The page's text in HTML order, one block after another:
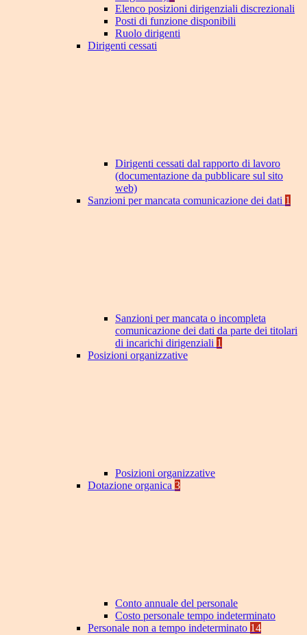
Elenco posizioni dirigenziali discrezionali
Posti di funzione disponibili
Ruolo dirigenti
Dirigenti cessati
Dirigenti cessati dal rapporto di lavoro
(documentazione da pubblicare sul sito
web)
Sanzioni per mancata comunicazione dei dati 1
Sanzioni per mancata o incompleta
comunicazione dei dati da parte dei titolari
di incarichi dirigenziali 1
Posizioni organizzative
Posizioni organizzative
Dotazione organica 3
Conto annuale del personale
Costo personale tempo indeterminato
Personale non a tempo indeterminato 14